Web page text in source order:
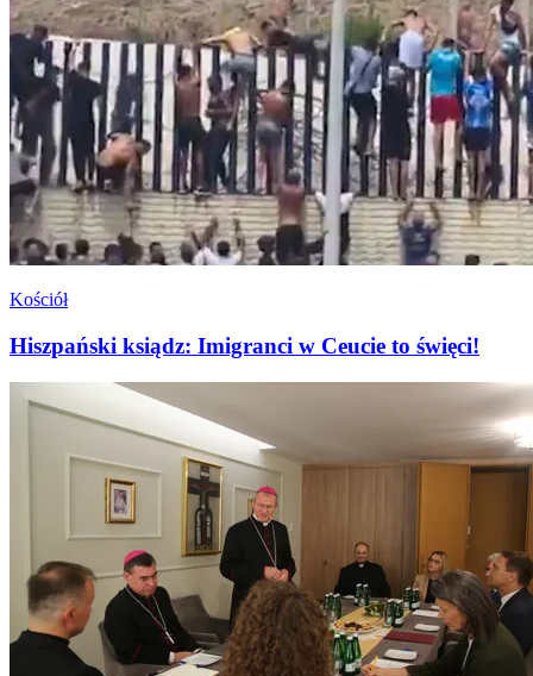
Kościół
Hiszpański ksiądz: Imigranci w Ceucie to święci!